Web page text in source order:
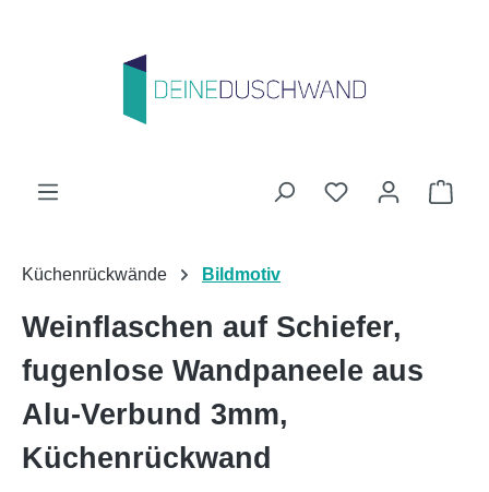
Du hast 0
Küchenrückwände Bildmotiv
Weinflaschen auf Schiefer,
fugenlose Wandpaneele aus
Alu-Verbund 3mm,
Küchenrückwand